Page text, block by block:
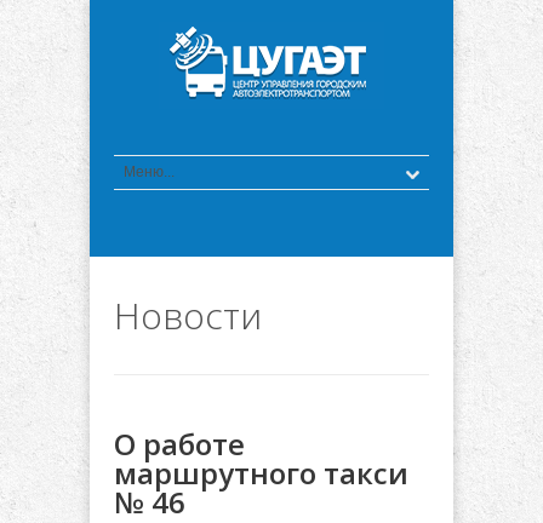
Новости
О работе
маршрутного такси
№ 46